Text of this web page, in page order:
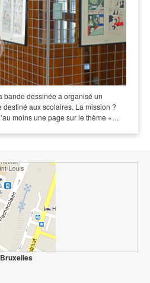
bande dessinée a organisé un
aux scolaires. La mission ?
moins une page sur le thème «…